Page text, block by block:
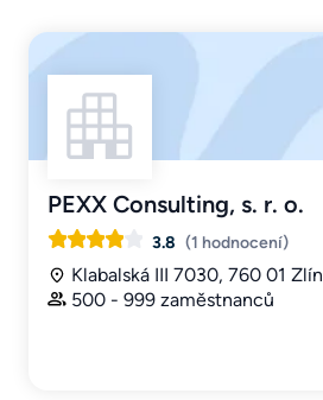
PEXX Consulting, s. r. o.
3.8 (1 hodnocení)
Klabalská III 7030, 760 01 Zlín
500 - 999 zaměstnanců